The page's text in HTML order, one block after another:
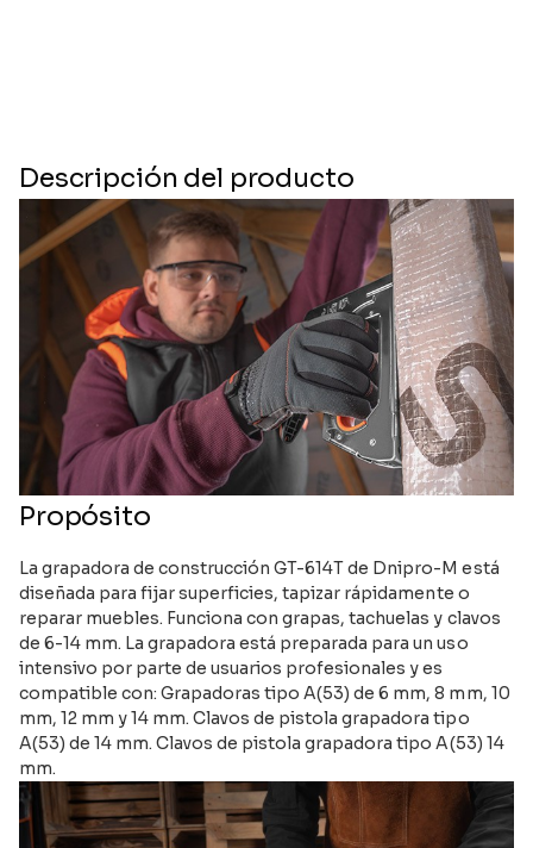
Descripción del producto
Propósito
La grapadora de construcción GT-614T de Dnipro-M está
diseñada para fijar superficies, tapizar rápidamente o
reparar muebles. Funciona con grapas, tachuelas y clavos
de 6-14 mm. La grapadora está preparada para un uso
intensivo por parte de usuarios profesionales y es
compatible con: Grapadoras tipo A(53) de 6 mm, 8 mm, 10
mm, 12 mm y 14 mm. Clavos de pistola grapadora tipo
A(53) de 14 mm. Clavos de pistola grapadora tipo A(53) 14
mm.